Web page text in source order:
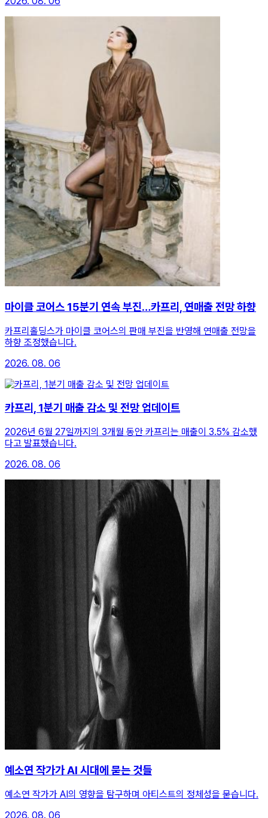
마이클 코어스 15분기 연속 부진…카프리, 연매출 전망 하향
카프리홀딩스가 마이클 코어스의 판매 부진을 반영해 연매출 전망을
하향 조정했습니다.
2026. 08. 06
카프리, 1분기 매출 감소 및 전망 업데이트
2026년 6월 27일까지의 3개월 동안 카프리는 매출이 3.5% 감소했
다고 발표했습니다.
2026. 08. 06
예소연 작가가 AI 시대에 묻는 것들
예소연 작가가 AI의 영향을 탐구하며 아티스트의 정체성을 묻습니다.
2026. 08. 06